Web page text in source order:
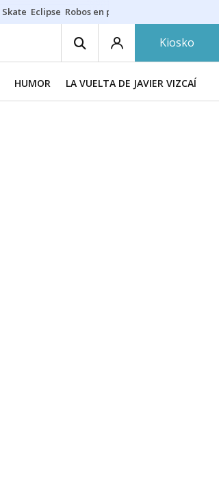
Skate Eclipse Robos en playas
Kiosko
HUMOR LA VUELTA DE JAVIER VIZCAÍNO